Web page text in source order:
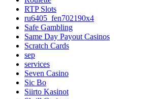
RTP Slots
ru6405_fen702190x4
Safe Gambling
Same Day Payout Casinos
Scratch Cards
sep
services
Seven Casino
Sic Bo
Siirto Kasinot